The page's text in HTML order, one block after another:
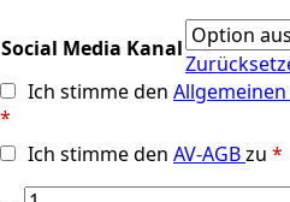
Social Media Kanal
Ich stimme den
*
Ich stimme den AV-AGBzu *